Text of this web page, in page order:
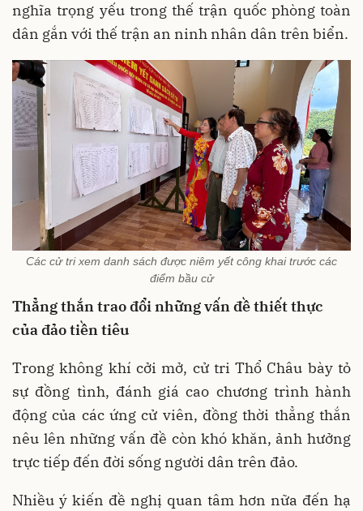
nghĩa trọng yếu trong thế trận quốc phòng toàn
dân gắn với thế trận an ninh nhân dân trên biển.
Các cử tri xem danh sách được niêm yết công khai trước các
điểm bầu cử
Thẳng thắn trao đổi những vấn đề thiết thực
của đảo tiền tiêu
Trong không khí cởi mở, cử tri Thổ Châu bày tỏ
sự đồng tình, đánh giá cao chương trình hành
động của các ứng cử viên, đồng thời thẳng thắn
nêu lên những vấn đề còn khó khăn, ảnh hưởng
trực tiếp đến đời sống người dân trên đảo.
Nhiều ý kiến đề nghị quan tâm hơn nữa đến hạ